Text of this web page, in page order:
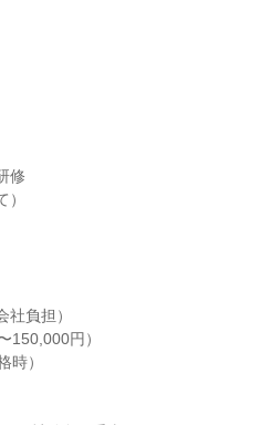
修
社負担）
150,000円）
時）